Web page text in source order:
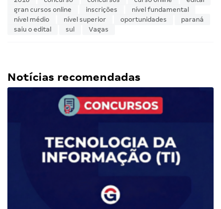
gran cursos online
inscrições
nível fundamental
nível médio
nível superior oportunidades
paraná
saiu o edital
sul Vagas
Notícias recomendadas